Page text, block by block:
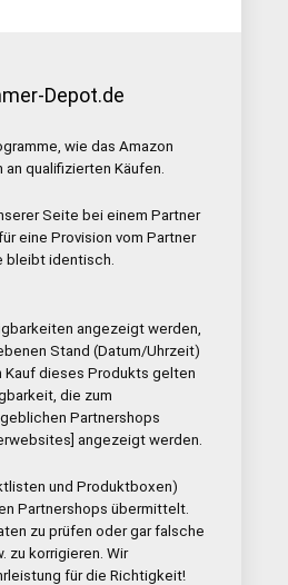
Depot.de
wie das Amazon
qualifizierten Käufen.
Seite bei einem Partner
eine Provision vom Partner
bleibt identisch.
angezeigt werden,
Stand (Datum/Uhrzeit)
Kauf dieses Produkts gelten
die zum
Partnershops
angezeigt werden.
und Produktboxen)
Partnershops übermittelt.
zu prüfen oder gar falsche
zu korrigieren. Wir
für die Richtigkeit!